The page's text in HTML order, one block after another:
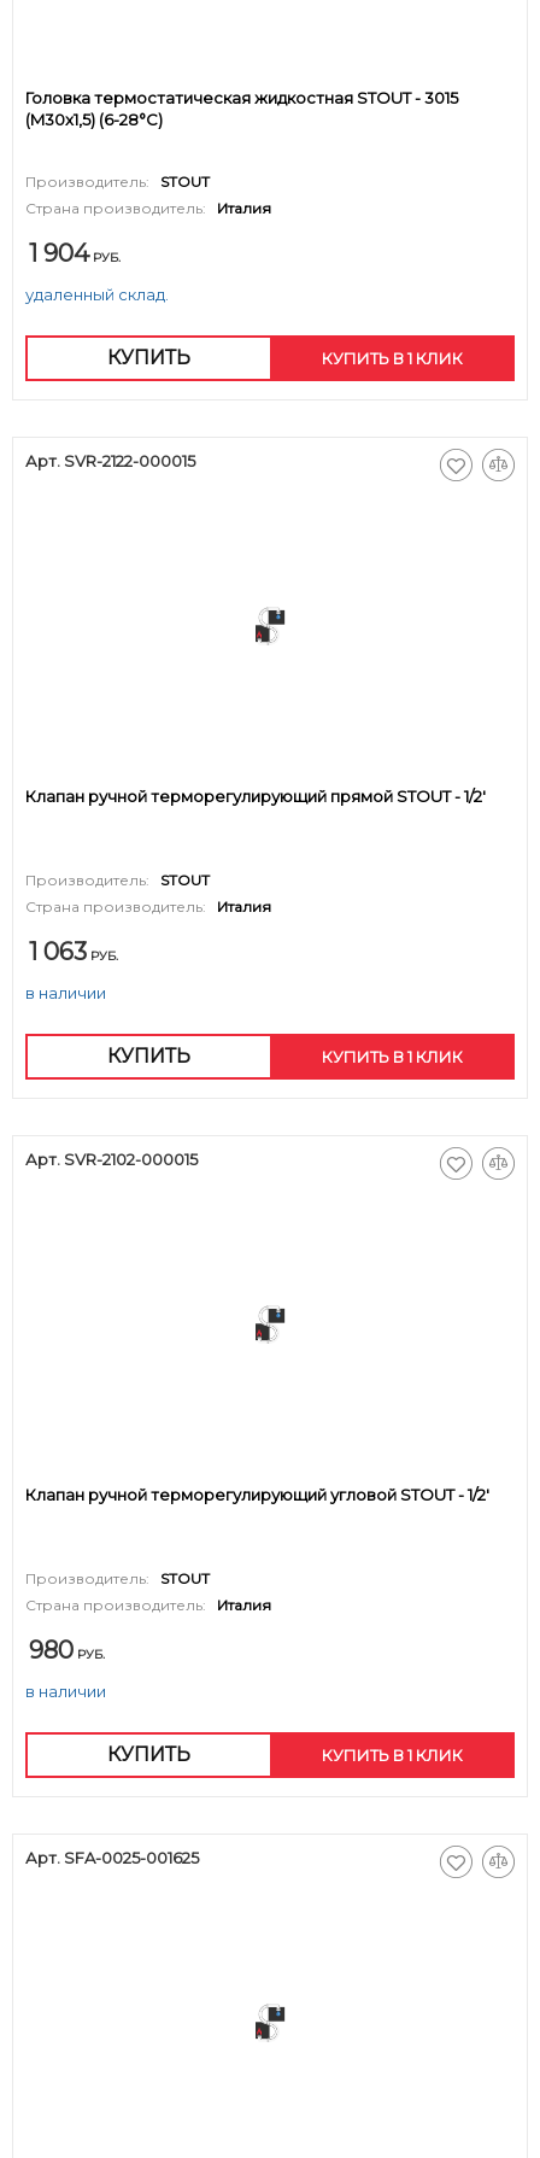
Головка термостатическая жидкостная STOUT - 3015
(M30x1,5) (6-28°C)
Производитель:
STOUT
Страна производитель:
Италия
1 904 РУБ.
удаленный склад.
КУПИТЬ КУПИТЬ В 1 КЛИК
Арт. SVR-2122-000015
Клапан ручной терморегулирующий прямой STOUT - 1/2'
Производитель:
STOUT
Страна производитель:
Италия
1 063 РУБ.
в наличии
КУПИТЬ КУПИТЬ В 1 КЛИК
Арт. SVR-2102-000015
Клапан ручной терморегулирующий угловой STOUT - 1/2'
Производитель:
STOUT
Страна производитель:
Италия
980 РУБ.
в наличии
КУПИТЬ КУПИТЬ В 1 КЛИК
Арт. SFA-0025-001625